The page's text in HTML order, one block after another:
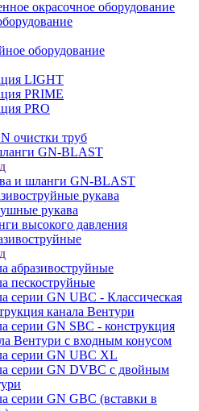
окрасочное оборудование
оборудование
LIGHT
PRIME
PRO
очистки труб
GN-BLAST
и шланги GN-BLAST
рукава
рукава
высокого давления
абразивоструйные
пескоструйные
серии GN UBC - Классическая
канала Вентури
серии GN SBC - конструкция
Вентури c входным конусом
серии GN UBC XL
серии GN DVBC с двойным
серии GN GBC (вставки в